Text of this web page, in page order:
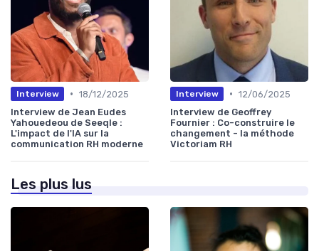
Interview • 18/12/2025
Interview de Jean Eudes
Yahouedeou de Seeqle :
L'impact de l'IA sur la
communication RH moderne
Interview • 12/06/2025
Interview de Geoffrey
Fournier : Co-construire le
changement - la méthode
Victoriam RH
Les plus lus